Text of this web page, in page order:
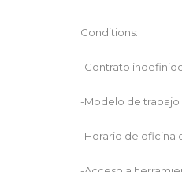
Conditions:
-Contrato
-Modelo de trabajo
-Horario de oficina